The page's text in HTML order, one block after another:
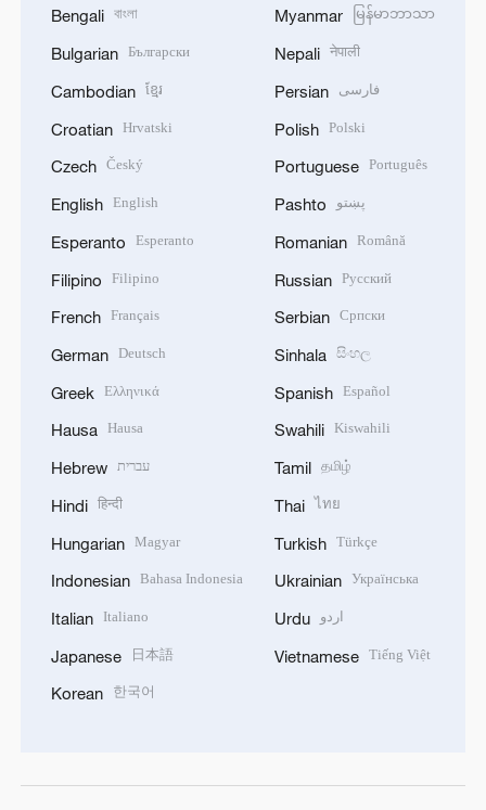
Bengali বাংলা
Bulgarian Български
Cambodian ខ្មែរ
Croatian Hrvatski
Czech Český
English English
Esperanto Esperanto
Filipino Filipino
French Français
German Deutsch
Greek Ελληνικά
Hausa Hausa
Hebrew עברית
Hindi हिन्दी
Hungarian Magyar
Indonesian Bahasa Indonesia
Italian Italiano
Japanese 日本語
Korean 한국어
Myanmar မြန်မာဘာသာ
Nepali नेपाली
Persian فارسی
Polish Polski
Portuguese Português
Pashto پښتو
Romanian Română
Russian Русский
Serbian Српски
Sinhala සිංහල
Spanish Español
Swahili Kiswahili
Tamil தமிழ்
Thai ไทย
Turkish Türkçe
Ukrainian Українська
Urdu اردو
Vietnamese Tiếng Việt